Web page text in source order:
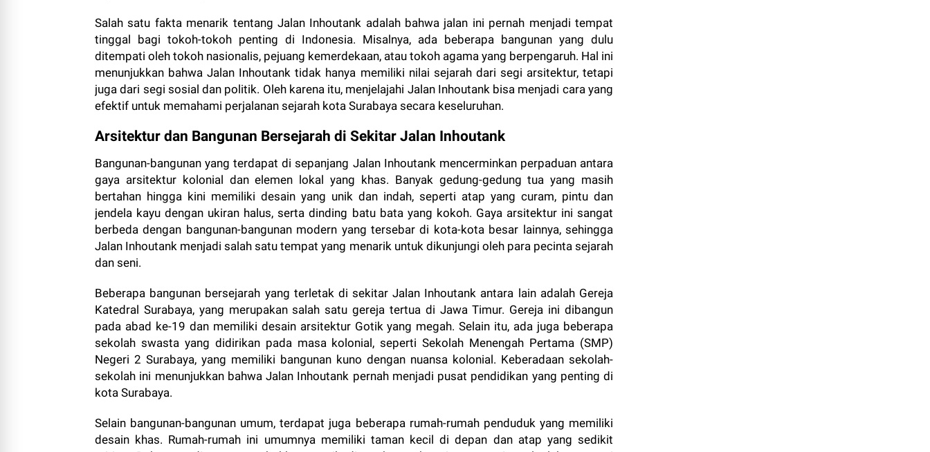
Salah satu fakta menarik tentang Jalan Inhoutank adalah bahwa jalan ini pernah menjadi tempat
tinggal bagi tokoh-tokoh penting di Indonesia. Misalnya, ada beberapa bangunan yang dulu
ditempati oleh tokoh nasionalis, pejuang kemerdekaan, atau tokoh agama yang berpengaruh. Hal ini
menunjukkan bahwa Jalan Inhoutank tidak hanya memiliki nilai sejarah dari segi arsitektur, tetapi
juga dari segi sosial dan politik. Oleh karena itu, menjelajahi Jalan Inhoutank bisa menjadi cara yang
efektif untuk memahami perjalanan sejarah kota Surabaya secara keseluruhan.
Arsitektur dan Bangunan Bersejarah di Sekitar Jalan Inhoutank
Bangunan-bangunan yang terdapat di sepanjang Jalan Inhoutank mencerminkan perpaduan antara
gaya arsitektur kolonial dan elemen lokal yang khas. Banyak gedung-gedung tua yang masih
bertahan hingga kini memiliki desain yang unik dan indah, seperti atap yang curam, pintu dan
jendela kayu dengan ukiran halus, serta dinding batu bata yang kokoh. Gaya arsitektur ini sangat
berbeda dengan bangunan-bangunan modern yang tersebar di kota-kota besar lainnya, sehingga
Jalan Inhoutank menjadi salah satu tempat yang menarik untuk dikunjungi oleh para pecinta sejarah
dan seni.
Beberapa bangunan bersejarah yang terletak di sekitar Jalan Inhoutank antara lain adalah Gereja
Katedral Surabaya, yang merupakan salah satu gereja tertua di Jawa Timur. Gereja ini dibangun
pada abad ke-19 dan memiliki desain arsitektur Gotik yang megah. Selain itu, ada juga beberapa
sekolah swasta yang didirikan pada masa kolonial, seperti Sekolah Menengah Pertama (SMP)
Negeri 2 Surabaya, yang memiliki bangunan kuno dengan nuansa kolonial. Keberadaan sekolah-
sekolah ini menunjukkan bahwa Jalan Inhoutank pernah menjadi pusat pendidikan yang penting di
kota Surabaya.
Selain bangunan-bangunan umum, terdapat juga beberapa rumah-rumah penduduk yang memiliki
desain khas. Rumah-rumah ini umumnya memiliki taman kecil di depan dan atap yang sedikit